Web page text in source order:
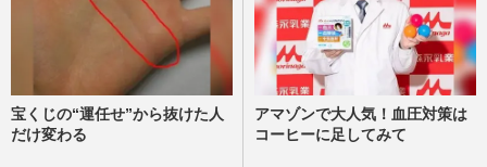
宝くじの“運任せ”から抜けた人
だけ変わる
アマゾンで大人気！血圧対策は
コーヒーに足してみて